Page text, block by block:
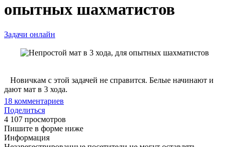
опытных шахматистов
Задачи онлайн
Новичкам с этой задачей не справится. Белые начинают и
дают мат в 3 хода.
18 комментариев
Поделиться
4 107 просмотров
Пишите в форме ниже
Информация